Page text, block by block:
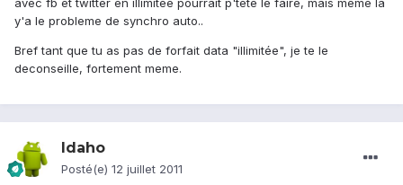
avec fb et twitter en illimitée pourrait p'tete le faire, mais même là
y'a le probleme de synchro auto..
Bref tant que tu as pas de forfait data "illimitée", je te le
deconseille, fortement meme.
Idaho
Posté(e) 12 juillet 2011